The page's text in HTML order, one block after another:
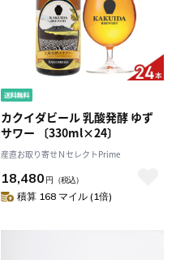
カクイダビール 乳酸発酵 ゆず
サワー 〔330ml×24〕
産直お取り寄せＮセレクトPrime
18,480 円 （税込）
積算 168 マイル (1倍)